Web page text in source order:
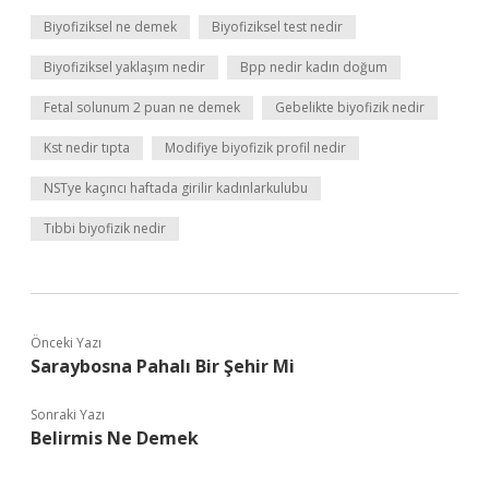
Biyofiziksel ne demek Biyofiziksel test nedir
Biyofiziksel yaklaşım nedir Bpp nedir kadın doğum
Fetal solunum 2 puan ne demek Gebelikte biyofizik nedir
Kst nedir tıpta Modifiye biyofizik profil nedir
NSTye kaçıncı haftada girilir kadınlarkulubu
Tıbbi biyofizik nedir
Önceki Yazı
Saraybosna Pahalı Bir Şehir Mi
Sonraki Yazı
Belirmis Ne Demek